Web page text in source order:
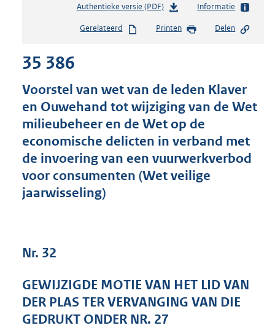
Authentieke versie (PDF)b
s
s
g
r
o
t
t
Informatie
Gerelateerd Printen Delen
35 386
Voorstel van wet van de leden Klaver
en Ouwehand tot wijziging van de Wet
milieubeheer en de Wet op de
economische delicten in verband met
de invoering van een vuurwerkverbod
voor consumenten (Wet veilige
jaarwisseling)
Nr. 32
GEWIJZIGDE MOTIE VAN HET LID VAN
DER PLAS TER VERVANGING VAN DIE
GEDRUKT ONDER NR. 27